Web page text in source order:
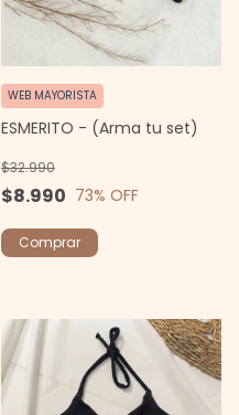
ESMERITO - (Arma tu set)
$8.990
$32.990
73% OFF
WEB MAYORISTA
Comprar